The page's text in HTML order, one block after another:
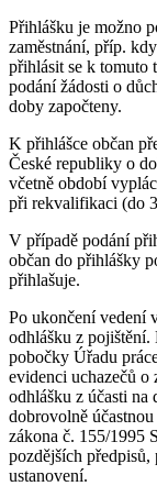
Přihlášku je možno
zaměstnání, příp.
přihlásit se k tomuto
podání žádosti o
doby započteny.
K přihlášce občan
České republiky o
včetně období
při rekvalifikaci (do
V případě podání
občan do přihlášky
přihlašuje.
Po ukončení vedení
odhlášku z pojištění.
pobočky Úřadu
evidenci uchazečů o
odhlášku z účasti na
dobrovolně
zákona č. 155/1995
pozdějších
ustanovení.